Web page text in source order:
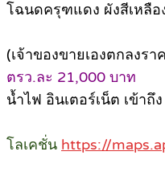
โฉนดครุฑแดง ผังสีเหลือ
(เจ้าของขายเองตกลงรา
ตรว.ละ 21,000 บาท
น้ำไฟ อินเตอร์เน็ต เข้าถึง
โลเคชั่น https://